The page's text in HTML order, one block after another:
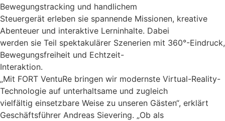
Bewegungstracking und handlichem
Steuergerät erleben sie spannende Missionen, kreative
Abenteuer und interaktive Lerninhalte. Dabei
werden sie Teil spektakulärer Szenerien mit 360°-Eindruck,
Bewegungsfreiheit und Echtzeit-
Interaktion.
„Mit FORT VentuRe bringen wir modernste Virtual-Reality-
Technologie auf unterhaltsame und zugleich
vielfältig einsetzbare Weise zu unseren Gästen“, erklärt
Geschäftsführer Andreas Sievering. „Ob als